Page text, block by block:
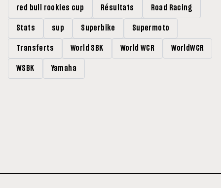
red bull rookies cup Résultats Road Racing
Stats sup Superbike Supermoto
Transferts World SBK World WCR WorldWCR
WSBK Yamaha